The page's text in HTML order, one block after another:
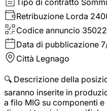
Retribuzione Lorda
Codice annuncio
Data di pubblicazione
Città Legnago
🔍 Descrizione della
saranno inserite in
a filo MIG su componenti